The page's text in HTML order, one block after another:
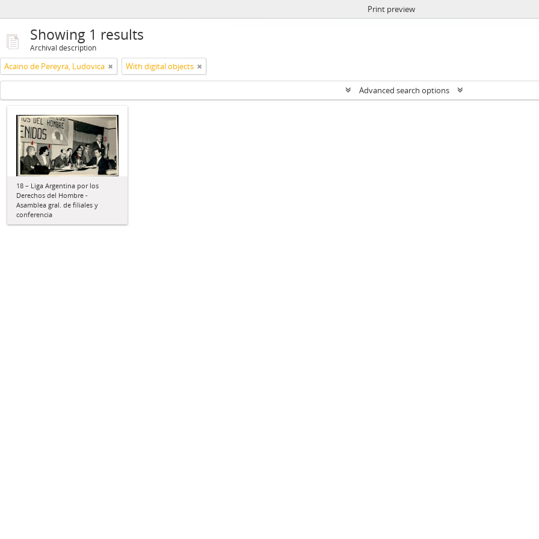
Print preview
Showing 1 results
Archival description
Acaino de Pereyra, Ludovica With digital objects
Advanced search options
18 – Liga Argentina por los
Derechos del Hombre -
Asamblea gral. de filiales y
conferencia